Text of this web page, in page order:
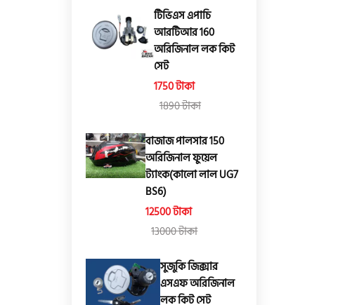
টিভিএস এপাচি
আরটিআর 160
অরিজিনাল লক কিট
সেট
1750 টাকা
1890 টাকা
বাজাজ পালসার 150
অরিজিনাল ফুয়েল
ট্যাংক(কালো লাল UG7
BS6)
12500 টাকা
13000 টাকা
সুজুকি জিক্সার
এসএফ অরিজিনাল
লক কিট সেট